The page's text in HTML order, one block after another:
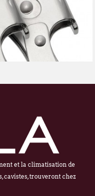
et la climatisation de
cavistes, trouveront chez